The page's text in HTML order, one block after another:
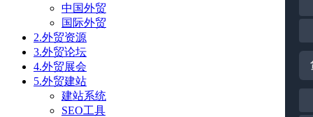
中国外贸
国际外贸
2.外贸资源
3.外贸论坛
4.外贸展会
5.外贸建站
建站系统
SEO工具